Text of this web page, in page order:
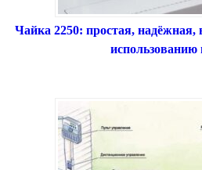
Чайка 2250: простая,
использованию